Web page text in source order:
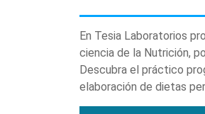
En Tesia Laboratorios
ciencia de la Nutrición,
Descubra el práctico
elaboración de dietas